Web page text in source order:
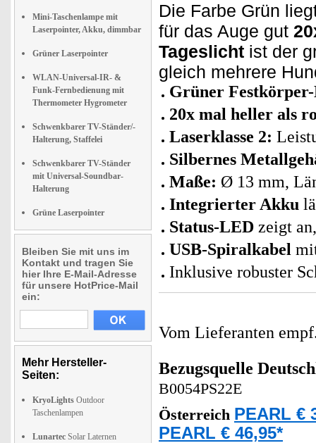
Mini-Taschenlampe mit
Laserpointer, Akku, dimmbar
Grüner Laserpointer
WLAN-Universal-IR- &
Funk-Fernbedienung mit
Thermometer Hygrometer
Schwenkbarer TV-Ständer/-
Halterung, Staffelei
Schwenkbarer TV-Ständer
mit Universal-Soundbar-
Halterung
Grüne Laserpointer
Bleiben Sie mit uns im
Kontakt und tragen Sie
hier Ihre E-Mail-Adresse
für unsere HotPrice-Mail
ein:
Mehr Hersteller-
Seiten:
KryoLights Outdoor
Taschenlampen
Lunartec Solar Laternen
Die Farbe Grün
für das Auge gut
Tageslicht ist der
gleich mehrere
Grüner
20x mal heller als
Laserklasse 2:
Silbernes
Maße: Ø 13 mm,
Integrierter Akku
Status-LED zeigt
USB-Spiralkabel
Inklusive robuster
Vom Lieferanten
Bezugsquelle
B0054PS22E
Österreich PEARL €
PEARL € 46,95*